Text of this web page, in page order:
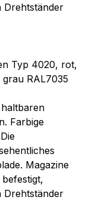
Drehtständer
Typ 4020, rot,
RAL7035
Farbige
Magazine
Drehtständer